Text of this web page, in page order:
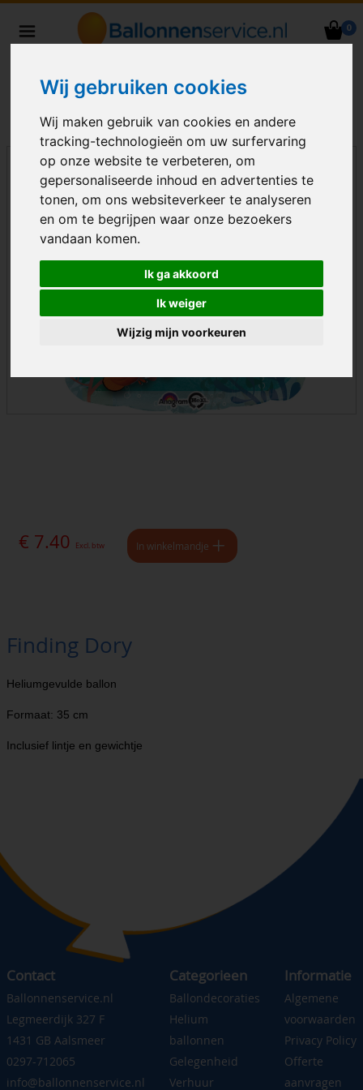
Wij gebruiken cookies
Wij maken gebruik van cookies en andere
tracking-technologieën om uw surfervaring
op onze website te verbeteren, om
gepersonaliseerde inhoud en advertenties te
tonen, om ons websiteverkeer te analyseren
en om te begrijpen waar onze bezoekers
vandaan komen.
Ik ga akkoord
Ik weiger
Wijzig mijn voorkeuren
0
Nederland
€ 7.40 Excl. btw In winkelmandje
Finding Dory
Heliumgevulde ballon
Formaat: 35 cm
Inclusief lintje en gewichtje
Contact
Ballonnenservice.nl
Legmeerdijk 327 F
1431 GB Aalsmeer
0297-712065
info@ballonnenservice.nl
Categorieen
Ballondecoraties
Helium
ballonnen
Gelegenheid
Verhuur
Informatie
Algemene
voorwaarden
Privacy Policy
Offerte
aanvragen